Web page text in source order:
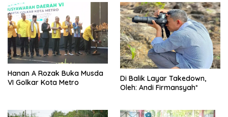
Hanan A Rozak Buka Musda
VI Golkar Kota Metro
Di Balik Layar Takedown,
Oleh: Andi Firmansyah*